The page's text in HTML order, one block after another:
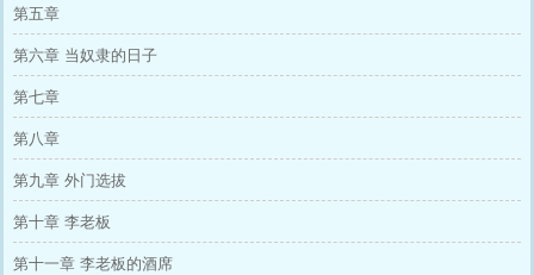
第五章
第六章 当奴隶的日子
第七章
第八章
第九章 外门选拔
第十章 李老板
第十一章 李老板的酒席